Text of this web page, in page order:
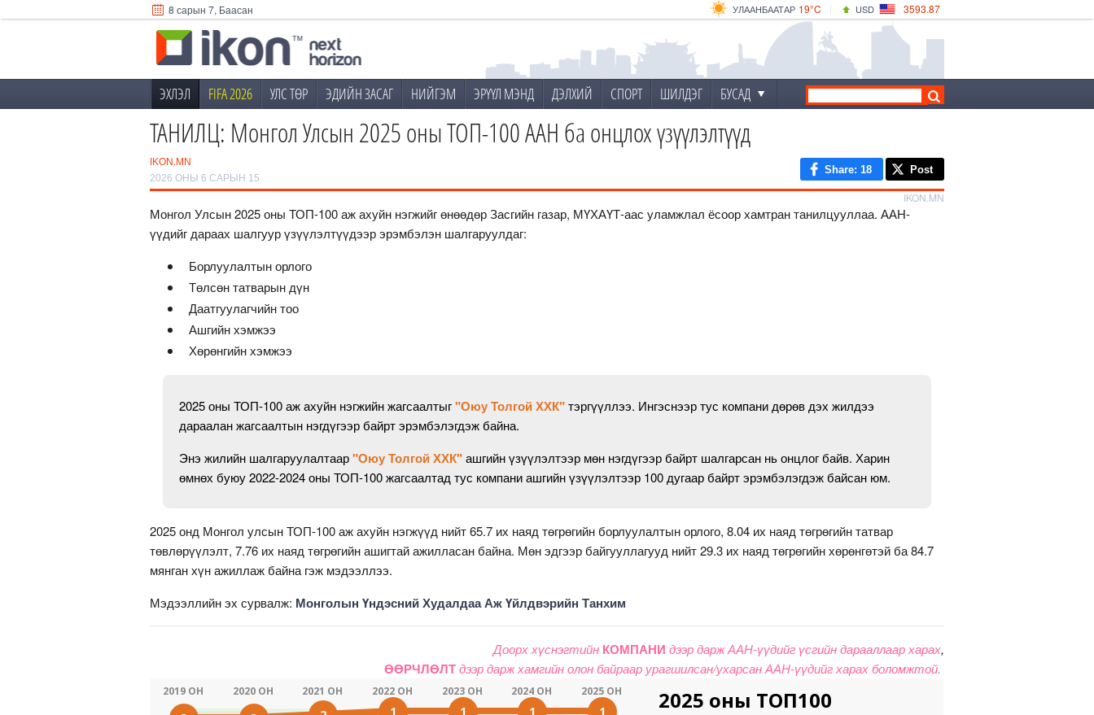
8 сарын 7, Баасан 19°C
УЛААНБААТАР
24°C
ДАРХАН
19°C
ЭРДЭНЭТ
USD 3593.87
4141.04
ЭХЛЭЛ FIFA 2026 УЛС ТӨР ЭДИЙН ЗАСАГ НИЙГЭМ ЭРҮҮЛ МЭНД ДЭЛХИЙ СПОРТ ШИЛДЭГ БУСАД
ТАНИЛЦ: Монгол Улсын 2025 оны ТОП-100 ААН ба онцлох үзүүлэлтүүд
IKON.MN
2026 ОНЫ 6 САРЫН 15
Share: 18 Post
IKON.MN
Монгол Улсын 2025 оны ТОП-100 аж ахуйн нэгжийг өнөөдөр Засгийн газар, МҮХАҮТ-аас уламжлал ёсоор хамтран танилцууллаа. ААН-
үүдийг дараах шалгуур үзүүлэлтүүдээр эрэмбэлэн шалгаруулдаг:
Борлуулалтын орлого
Төлсөн татварын дүн
Даатгуулагчийн тоо
Ашгийн хэмжээ
Хөрөнгийн хэмжээ
2025 оны ТОП-100 аж ахуйн нэгжийн жагсаалтыг"Оюу Толгой ХХК"тэргүүллээ. Ингэснээр тус компани дөрөв дэх жилдээ
дараалан жагсаалтын нэгдүгээр байрт эрэмбэлэгдэж байна.
Энэ жилийн шалгаруулалтаар"Оюу Толгой ХХК"ашгийн үзүүлэлтээр мөн нэгдүгээр байрт шалгарсан нь онцлог байв. Харин
өмнөх буюу 2022-2024 оны ТОП-100 жагсаалтад тус компани ашгийн үзүүлэлтээр 100 дугаар байрт эрэмбэлэгдэж байсан юм.
2025 онд Монгол улсын ТОП-100 аж ахуйн нэгжүүд нийт 65.7 их наяд төгрөгийн борлуулалтын орлого, 8.04 их наяд төгрөгийн татвар
төвлөрүүлэлт, 7.76 их наяд төгрөгийн ашигтай ажилласан байна. Мөн эдгээр байгууллагууд нийт 29.3 их наяд төгрөгийн хөрөнгөтэй ба 84.7
мянган хүн ажиллаж байна гэж мэдээллээ.
Мэдээллийн эх сурвалж: Монголын Үндэсний Худалдаа Аж Үйлдвэрийн Танхим
Доорх хүснэгтийн КОМПАНИ дээр дарж ААН-үүдийг үсгийн дарааллаар харах,
ӨӨРЧЛӨЛТдээр дарж хамгийн олон байраар урагшилсан/ухарсан ААН-үүдийг харах боломжтой.